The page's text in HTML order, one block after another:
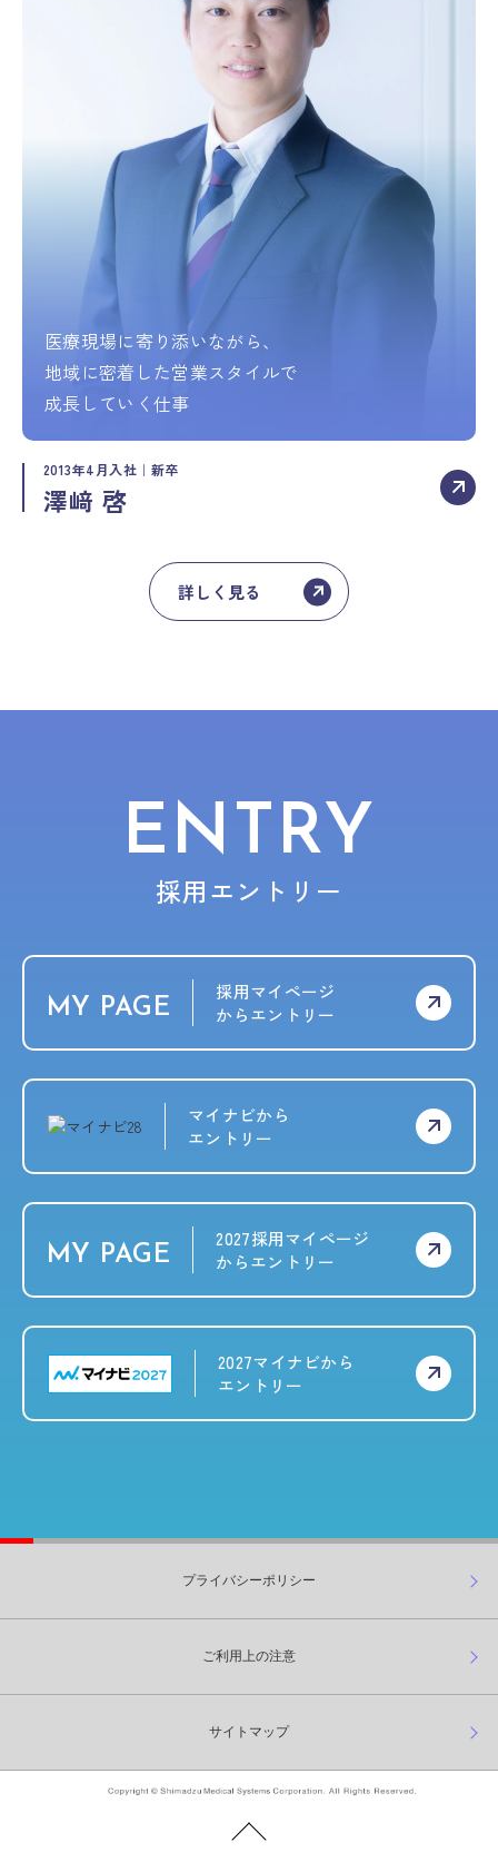
医療現場に寄り添いながら、
地域に密着した営業スタイルで
成長していく仕事
2013年4月入社｜新卒
澤﨑 啓
詳しく見る
ENTRY
採用エントリー
MY PAGE
採用マイページ
からエントリー
マイナビから
エントリー
MY PAGE
2027採用マイページ
からエントリー
2027マイナビから
エントリー
プライバシーポリシー
ご利用上の注意
サイトマップ